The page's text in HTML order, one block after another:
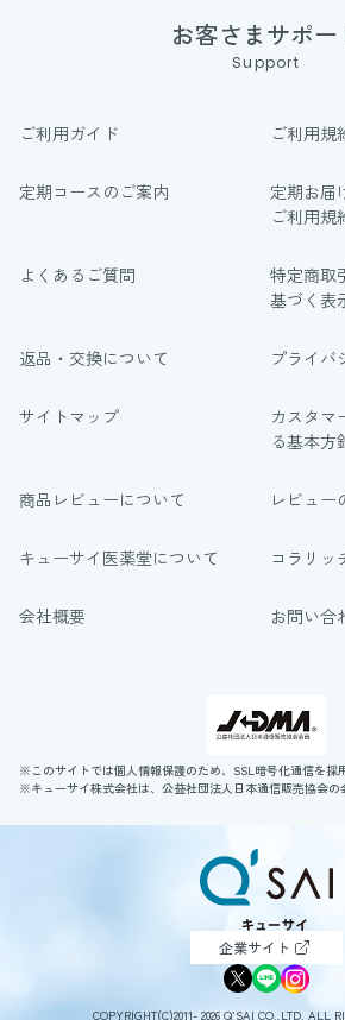
お客さまサポー
Support
ご利用ガイド ご利用規
定期コースのご案内
定期お届
ご利用規
よくあるご質問
特定商取
基づく表
返品・交換について プライバ
サイトマップ
カスタマ
る基本方
商品レビューについて レビュー
キューサイ医薬堂について コラリッ
会社概要 お問い合
※このサイトでは個人情報保護のため、SSL暗号化通信を採
※キューサイ株式会社は、公益社団法人日本通信販売協会の
企業サイト
COPYRIGHT(C)2011- 2026 Q’SAI CO.,LTD. ALL